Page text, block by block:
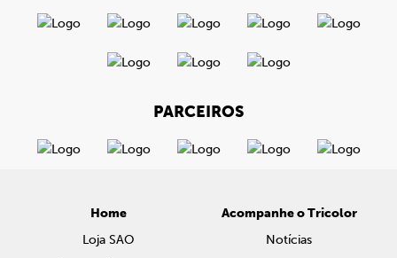
PARCEIROS
Home
Loja SAO
Acompanhe o Tricolor
Notícias